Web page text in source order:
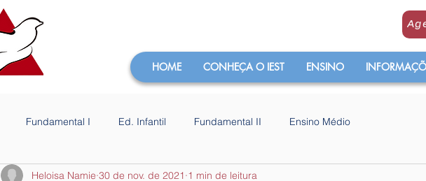
HOME CONHEÇA O IEST ENSINO
Fundamental I Ed. Infantil Fundamental II Ensino Médio
Heloisa Namie 30 de nov. de 2021 1 min de leitura